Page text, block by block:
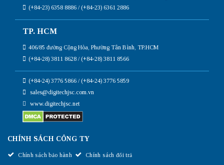
(+84-23) 6358 8886 / (+84-23) 6361 2886
TP. HCM
406/85 đường Cộng Hòa, Phường Tân Bình, TP.HCM
(+84-28) 3811 8628 / (+84-28) 3811 8566
(+84-24) 3776 5866 / (+84-24) 3776 5859
sales@digitechjsc.com.vn
www.digitechjsc.net
CHÍNH SÁCH CÔNG TY
Chính sách bảo hành Chính sách đổi trả